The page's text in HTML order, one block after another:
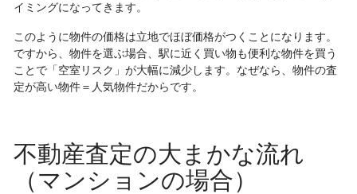
イミングになってきます。
このように物件の価格は立地でほぼ価格がつくことになります。
ですから、物件を選ぶ場合、駅に近く買い物も便利な物件を買う
ことで「空室リスク」が大幅に減少します。なぜなら、物件の査
定が高い物件＝人気物件だからです。
不動産査定の大まかな流れ
（マンションの場合）